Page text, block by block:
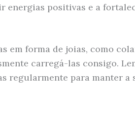
energias positivas e a
em forma de joias, como
carregá-las consigo.
regularmente para manter a